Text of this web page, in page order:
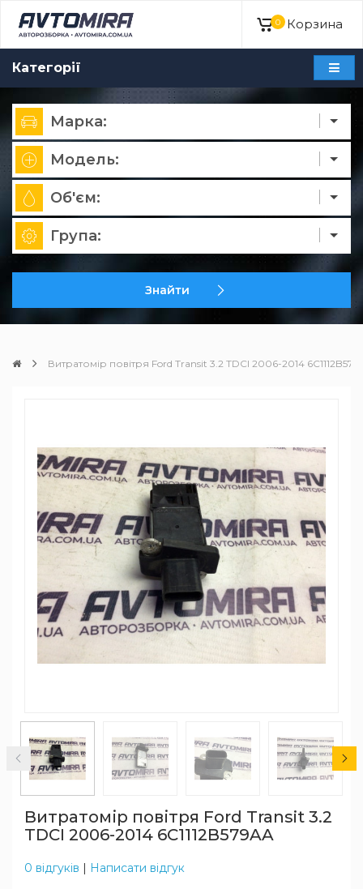
0 Корзина
Категорії
Марка:
Модель:
Об'єм:
Група:
Знайти
Витратомір повітря Ford Transit 3.2 TDCI 2006-2014
Витратомір повітря Ford Transit 3.2
TDCI 2006-2014 6C1112B579AA
0 відгуків | Написати відгук